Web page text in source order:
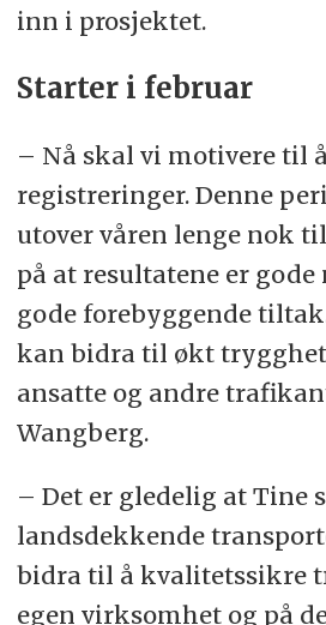
inn i prosjektet.
Starter i februar
– Nå skal vi motivere til
registreringer. Denne
utover våren lenge nok
på at resultatene er
gode forebyggende
kan bidra til økt
ansatte og andre
Wangberg.
– Det er gledelig at Tine
landsdekkende
bidra til å kvalitetssikre
egen virksomhet og på